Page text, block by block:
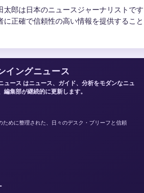
太郎は日本のニュースジャーナリストで
に正確で信頼性の高い情報を提供するこ
イングニュース
ュース はニュース、ガイド、分析をモダンなニュ
編集部が継続的に更新します。
ために整理された、日々のデスク・ブリーフと信頼